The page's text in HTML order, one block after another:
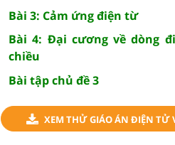
Bài 3: Cảm ứng điện từ
Bài 4: Đại cương về dòng
chiều
Bài tập chủ đề 3
XEM THỬ GIÁO ÁN ĐIỆN TỬ